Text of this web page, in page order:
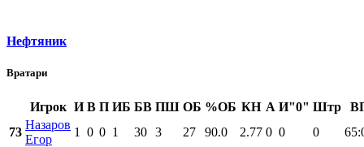
Нефтяник
Вратари
Игрок И В П ИБ БВ ПШ ОБ %ОБ КН А И"0" Штр
73
Назаров
Егор
1 0 0 1 30 3 27 90.0 2.77 0 0 0